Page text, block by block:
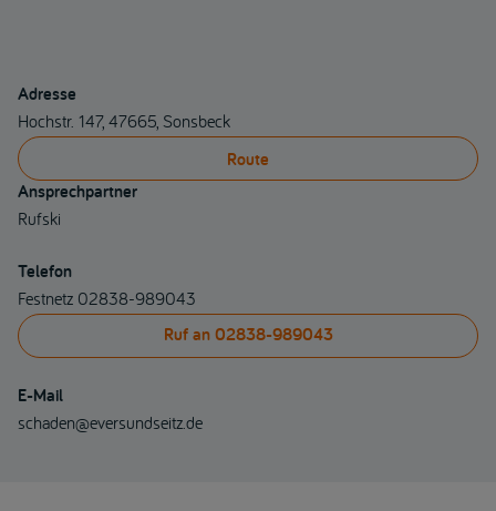
Adresse
Hochstr. 147, 47665, Sonsbeck
Route
Ansprechpartner
Rufski
Telefon
Festnetz 02838-989043
Ruf an02838-989043
E-Mail
schaden@eversundseitz.de